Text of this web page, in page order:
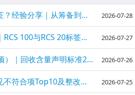
如何一次性通过RCS认证？经验分享｜从筹备到迎审全攻略
2026-07-28
RCS认证标签使用规定｜RCS 100与RCS 20标签规则完全指南 2026-07-27
RCS认证准备清单（25项）｜回收含量声明标准2.0｜2026最新 2026-07-26
RCS认证避坑指南：常见不符合项Top10及整改方案｜回收含量认证 2026-07-25